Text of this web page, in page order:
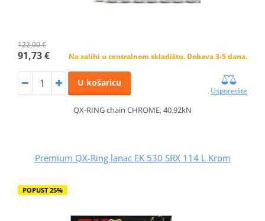
122,00 €
91,73 € Na zalihi u centralnom skladištu. Dobava 3-5 dana.
U košaricu
Usporedite
QX-RING chain CHROME, 40.92kN
Premium QX-Ring lanac EK 530 SRX 114 L Krom
POPUST 25%